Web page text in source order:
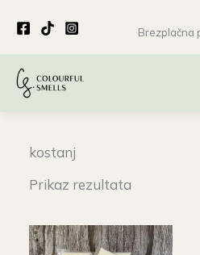
Brezplačna
kostanj
Prikaz rezultata